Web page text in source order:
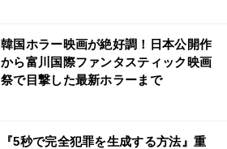
韓国ホラー映画が絶好調！日本公開作
から富川国際ファンタスティック映画
祭で目撃した最新ホラーまで
『5秒で完全犯罪を生成する方法』重